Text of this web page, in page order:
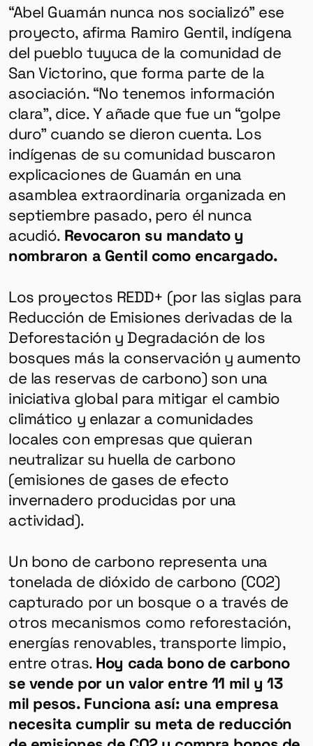
“Abel Guamán nunca nos socializó” ese
proyecto, afirma Ramiro Gentil, indígena
del pueblo tuyuca de la comunidad de
San Victorino, que forma parte de la
asociación. “No tenemos información
clara”, dice. Y añade que fue un “golpe
duro” cuando se dieron cuenta. Los
indígenas de su comunidad buscaron
explicaciones de Guamán en una
asamblea extraordinaria organizada en
septiembre pasado, pero él nunca
acudió. Revocaron su mandato y
nombraron a Gentil como encargado.
Los proyectos REDD+ (por las siglas para
Reducción de Emisiones derivadas de la
Deforestación y Degradación de los
bosques más la conservación y aumento
de las reservas de carbono) son una
iniciativa global para mitigar el cambio
climático y enlazar a comunidades
locales con empresas que quieran
neutralizar su huella de carbono
(emisiones de gases de efecto
invernadero producidas por una
actividad).
Un bono de carbono representa una
tonelada de dióxido de carbono (CO2)
capturado por un bosque o a través de
otros mecanismos como reforestación,
energías renovables, transporte limpio,
entre otras. Hoy cada bono de carbono
se vende por un valor entre 11 mil y 13
mil pesos. Funciona así: una empresa
necesita cumplir su meta de reducción